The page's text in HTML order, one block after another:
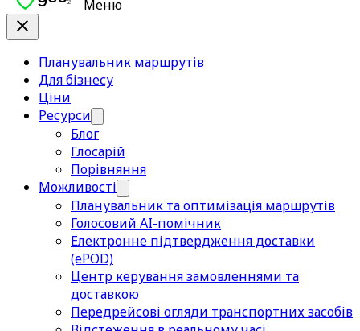
Меню
Планувальник маршрутів
Для бізнесу
Ціни
Ресурси
Блог
Глосарій
Порівняння
Можливості
Планувальник та оптимізація маршрутів
Голосовий AI-помічник
Електронне підтвердження доставки
(ePOD)
Центр керування замовленнями та
доставкою
Передрейсові огляди транспортних засобів